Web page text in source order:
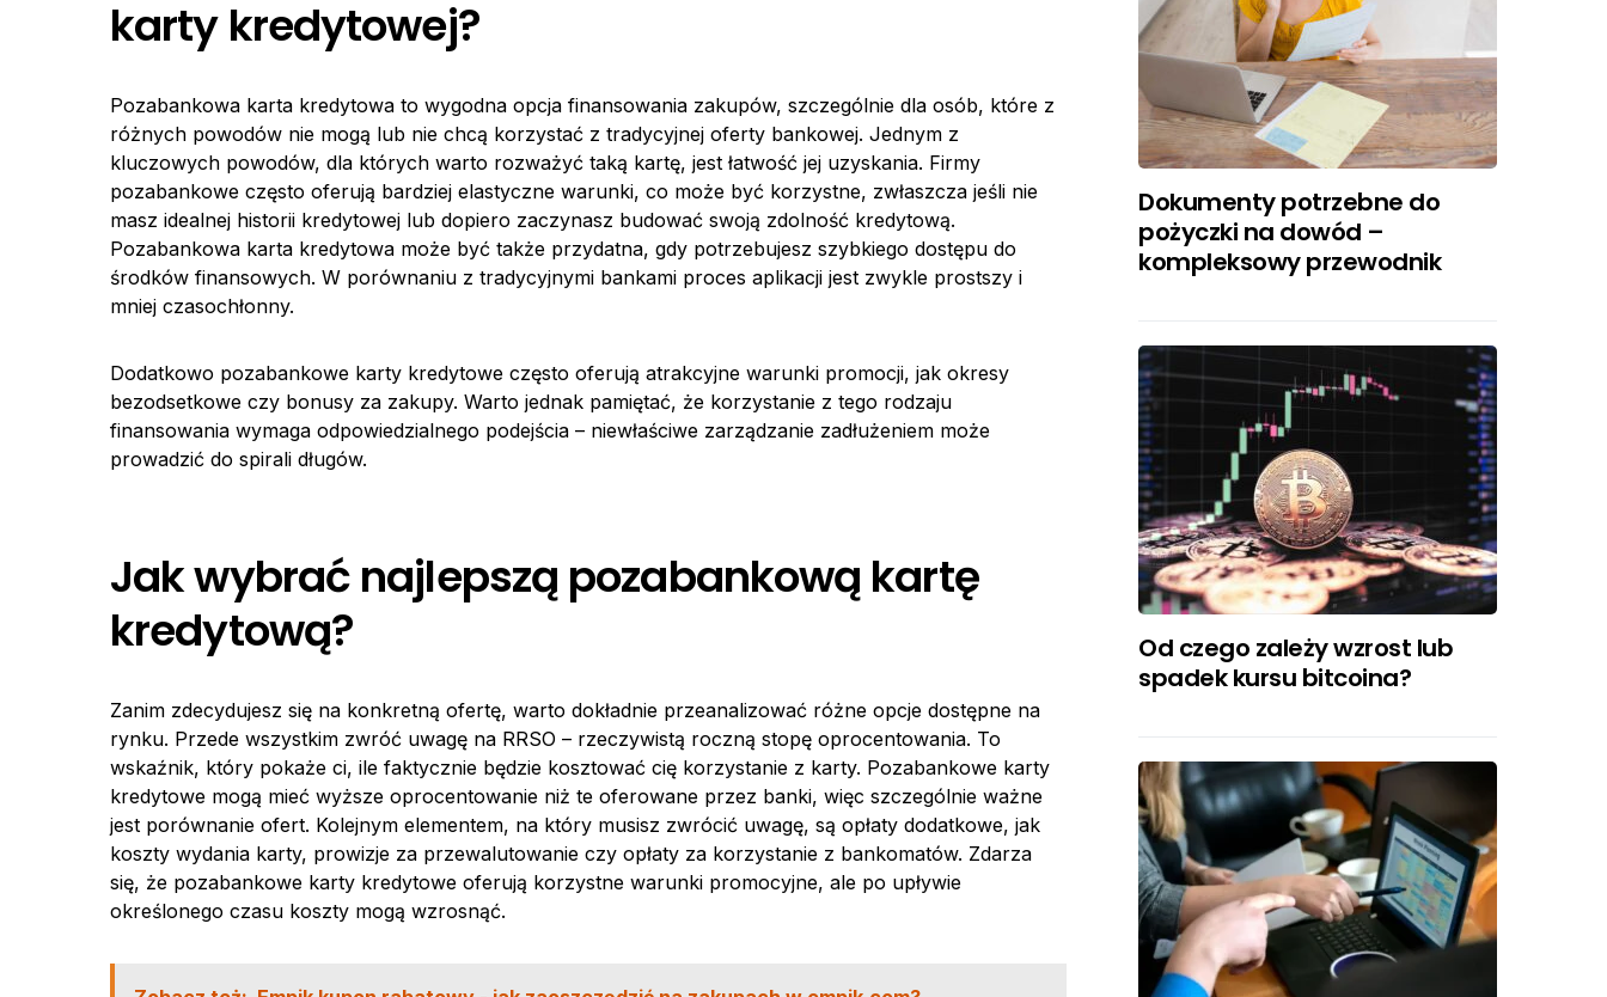
karty kredytowej?
Pozabankowa karta kredytowa to wygodna opcja finansowania zakupów, szczególnie dla osób, które z
różnych powodów nie mogą lub nie chcą korzystać z tradycyjnej oferty bankowej. Jednym z
kluczowych powodów, dla których warto rozważyć taką kartę, jest łatwość jej uzyskania. Firmy
pozabankowe często oferują bardziej elastyczne warunki, co może być korzystne, zwłaszcza jeśli nie
masz idealnej historii kredytowej lub dopiero zaczynasz budować swoją zdolność kredytową.
Pozabankowa karta kredytowa może być także przydatna, gdy potrzebujesz szybkiego dostępu do
środków finansowych. W porównaniu z tradycyjnymi bankami proces aplikacji jest zwykle prostszy i
mniej czasochłonny.
Dodatkowo pozabankowe karty kredytowe często oferują atrakcyjne warunki promocji, jak okresy
bezodsetkowe czy bonusy za zakupy. Warto jednak pamiętać, że korzystanie z tego rodzaju
finansowania wymaga odpowiedzialnego podejścia – niewłaściwe zarządzanie zadłużeniem może
prowadzić do spirali długów.
Jak wybrać najlepszą pozabankową kartę
kredytową?
Zanim zdecydujesz się na konkretną ofertę, warto dokładnie przeanalizować różne opcje dostępne na
rynku. Przede wszystkim zwróć uwagę na RRSO – rzeczywistą roczną stopę oprocentowania. To
wskaźnik, który pokaże ci, ile faktycznie będzie kosztować cię korzystanie z karty. Pozabankowe karty
kredytowe mogą mieć wyższe oprocentowanie niż te oferowane przez banki, więc szczególnie ważne
jest porównanie ofert. Kolejnym elementem, na który musisz zwrócić uwagę, są opłaty dodatkowe, jak
koszty wydania karty, prowizje za przewalutowanie czy opłaty za korzystanie z bankomatów. Zdarza
się, że pozabankowe karty kredytowe oferują korzystne warunki promocyjne, ale po upływie
określonego czasu koszty mogą wzrosnąć.
Dokumenty potrzebne do
pożyczki na dowód –
kompleksowy przewodnik
Od czego zależy wzrost lub
spadek kursu bitcoina?